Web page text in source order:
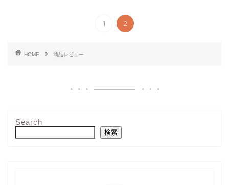
1 2
HOME 商品レビュー
Search
検索